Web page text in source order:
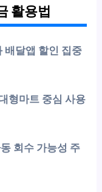
활용법
배달앱 할인 집중
형마트 중심 사용
회수 가능성 주